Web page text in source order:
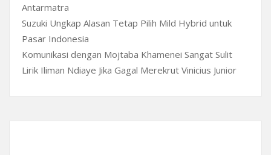
Antarmatra
Suzuki Ungkap Alasan Tetap Pilih Mild Hybrid untuk
Pasar Indonesia
Komunikasi dengan Mojtaba Khamenei Sangat Sulit
Lirik Iliman Ndiaye Jika Gagal Merekrut Vinicius Junior